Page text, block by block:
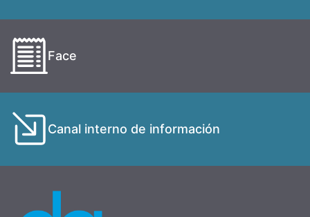
Face
Canal interno de información